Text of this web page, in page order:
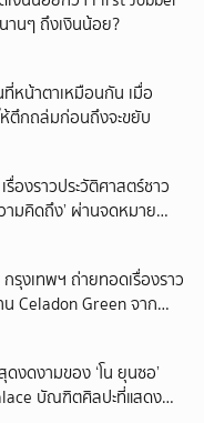
านๆ ถึงเงินน้อย?
ที่หน้าตาเหมือนกัน เมื่อ
ตึกถล่มก่อนถึงจะขยับ
รื่องราวประวัติศาสตร์ชาว
ามคิดถึง’ ผ่านจดหมาย
กรุงเทพฯ ถ่ายทอดเรื่องราว
Celadon Green จาก
งดงามของ ‘โน ยุนซอ’
บัณฑิตศิลปะที่แสดง